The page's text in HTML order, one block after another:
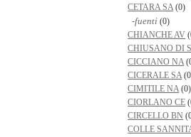
CETARA SA(0)
-fuenti (0)
CHIANCHE AV
CHIUSANO DI
CICCIANO NA
CICERALE SA
CIMITILE NA(0)
CIORLANO CE
CIRCELLO BN
COLLE